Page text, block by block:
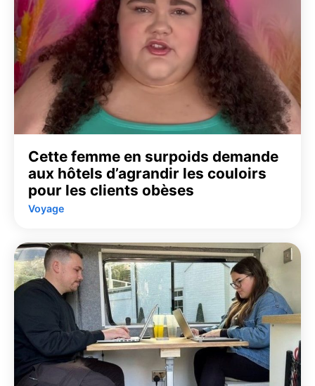
Cette femme en surpoids demande
aux hôtels d’agrandir les couloirs
pour les clients obèses
Voyage